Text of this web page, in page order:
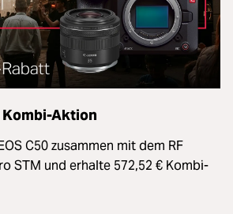
Kombi-Aktion
C50 zusammen mit dem RF
STM und erhalte 572,52 € Kombi-